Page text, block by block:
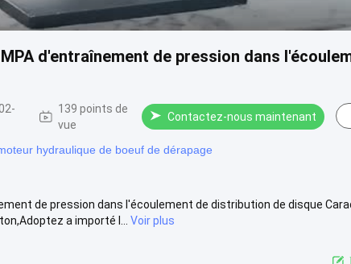
d'entraînement de pression dans
139 points de
vue
Contactez-nous maintenant
hydraulique de boeuf de dérapage
de pression dans l'écoulement de distribution de disque
a importé l...
Voir plus